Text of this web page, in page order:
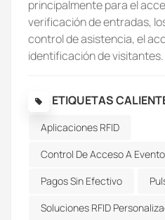
ETIQUETAS
Aplicaciones RFID
Control De Acceso A
Pagos Sin Efectivo
Soluciones RFID